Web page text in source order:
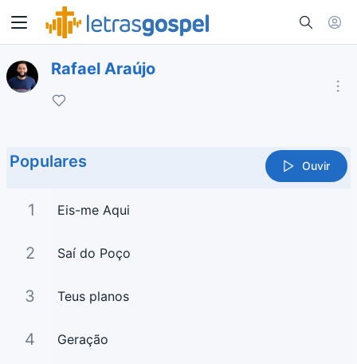
Rafael Araújo
Populares Ouvir
1 Eis-me Aqui
2 Saí do Poço
3 Teus planos
4 Geração